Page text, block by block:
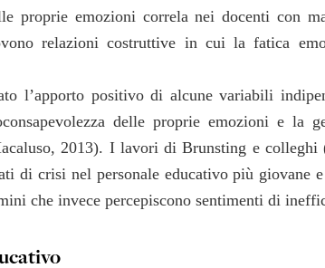
proprie emozioni correla nei docenti con
relazioni costruttive in cui la fatica
l’apporto positivo di alcune variabili
delle proprie emozioni e la
2013). I lavori di Brunsting e colleghi
di crisi nel personale educativo più giovane
che invece percepiscono sentimenti di